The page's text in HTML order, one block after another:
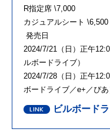
R指定席 \7,000
カジュアルシート \6,500
発売日
2024/7/21（日）正午
ルボードライブ）
2024/7/28（日）正午
ボードライブ／e+／ぴあ
ビルボード